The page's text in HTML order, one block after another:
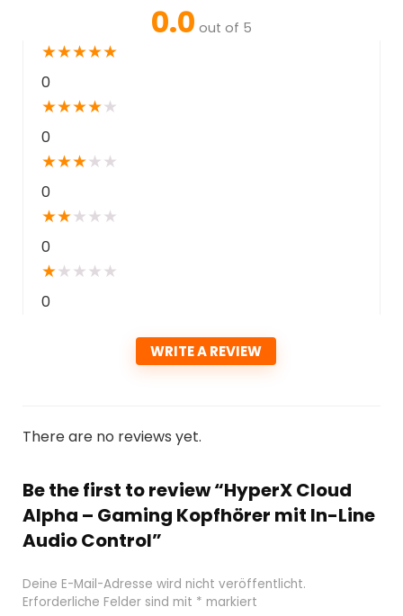
0.0 out of 5
★★★★★
0
★★★★★
0
★★★★ ★
0
★★★ ★ ★
0
★★ ★ ★ ★
0
WRITE A REVIEW
There are no reviews yet.
Be the first to review “HyperX Cloud
Alpha – Gaming Kopfhörer mit In-Line
Audio Control”
Deine E-Mail-Adresse wird nicht veröffentlicht.
Erforderliche Felder sind mit * markiert